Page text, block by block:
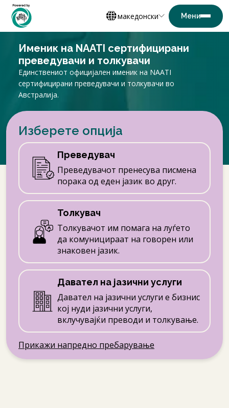
македонски
Именик на NAATI сертифицирани
преведувачи и толкувачи
Единствениот официјален именик на NAATI
сертифицирани преведувачи и толкувачи во
Австралија.
Изберете опција
Преведувач
Преведувачот пренесува писмена
порака од еден јазик во друг.
Толкувач
Толкувачот им помага на луѓето
да комуницираат на говорен или
знаковен јазик.
Давател на јазични услуги
Давател на јазични услуги е бизнис
кој нуди јазични услуги,
вклучувајќи преводи и толкување.
Прикажи напредно пребарување